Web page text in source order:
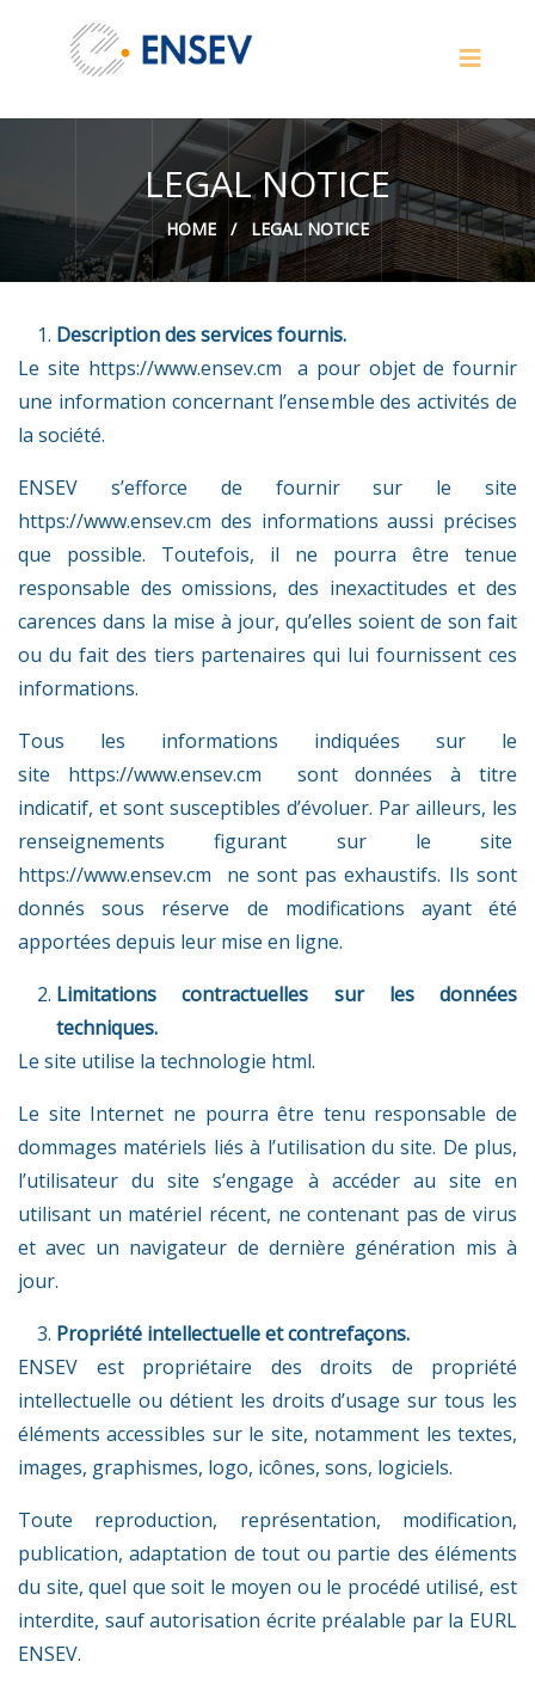
LEGAL NOTICE
HOME / LEGAL NOTICE
Description des servicesfournis.
Le site https://www.ensev.cm a pour objet de fournir
une information concernant l’ensemble des activités de
la société.
ENSEV s’efforce de fournir sur le site
https://www.ensev.cm des informations aussi précises
que possible. Toutefois, il ne pourra être tenue
responsable des omissions, des inexactitudes et des
carences dans la mise à jour, qu’elles soient de son fait
ou du fait des tiers partenaires qui lui fournissent ces
informations.
Tous les informations indiquées sur le
site https://www.ensev.cm
sont données à titre
indicatif, et sont susceptibles d’évoluer. Par ailleurs, les
renseignements figurant sur le site
https://www.ensev.cm
ne sont pas exhaustifs. Ils sont
donnés sous réserve de modifications ayant été
apportées depuis leur mise en ligne.
Limitations contractuelles sur les données
techniques.
Le site utilise la technologie html.
Le site Internet ne pourra être tenu responsable de
dommages matériels liés à l’utilisation du site. De plus,
l’utilisateur du site s’engage à accéder au site en
utilisant un matériel récent, ne contenant pas de virus
et avec un navigateur de dernière génération mis à
jour.
Propriété intellectuelleetcontrefaçons.
ENSEV est propriétaire des droits de propriété
intellectuelle ou détient les droits d’usage sur tous les
éléments accessibles sur le site, notamment les textes,
images, graphismes, logo, icônes, sons, logiciels.
Toute reproduction, représentation, modification,
publication, adaptation de tout ou partie des éléments
du site, quel que soit le moyen ou le procédé utilisé, est
interdite, sauf autorisation écrite préalable par la EURL
ENSEV.